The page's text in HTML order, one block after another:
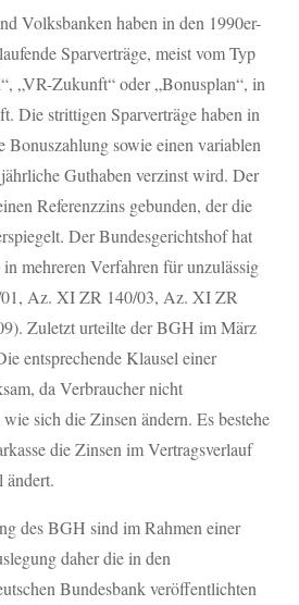
Volksbanken haben in den 1990er-
Sparverträge, meist vom Typ
„VR-Zukunft“ oder „Bonusplan“, in
Die strittigen Sparverträge haben in
Bonuszahlung sowie einen variablen
Guthaben verzinst wird. Der
Referenzzins gebunden, der die
Der Bundesgerichtshof hat
mehreren Verfahren für unzulässig
Az. XI ZR 140/03, Az. XI ZR
Zuletzt urteilte der BGH im März
entsprechende Klausel einer
da Verbraucher nicht
sich die Zinsen ändern. Es bestehe
die Zinsen im Vertragsverlauf
ändert.
des BGH sind im Rahmen einer
daher die in den
Bundesbank veröffentlichten